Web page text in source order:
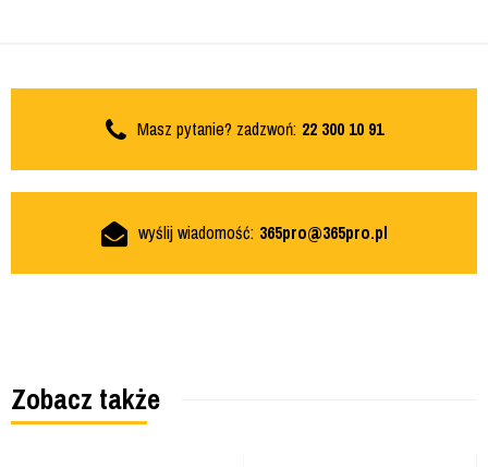
Masz pytanie? zadzwoń: 22 300 10 91
wyślij wiadomość: 365pro@365pro.pl
Zobacz także